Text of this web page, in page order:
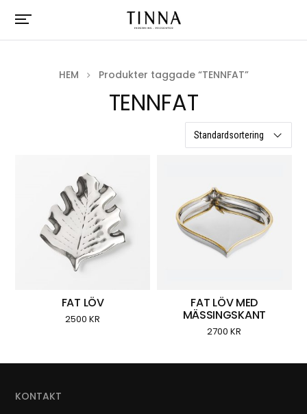
HEM Produkter taggade “TENNFAT”
TENNFAT
FAT LÖV
2500KR
FAT LÖV MED
MÄSSINGSKANT
2700KR
KONTAKT